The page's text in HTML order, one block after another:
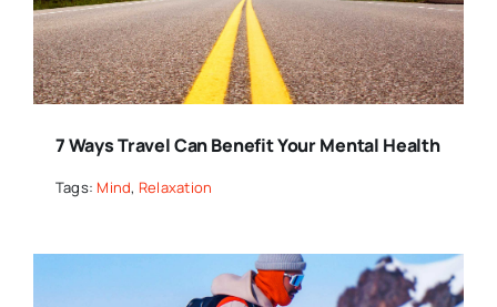
7 Ways Travel Can Benefit Your Mental Health
Tags: Mind, Relaxation